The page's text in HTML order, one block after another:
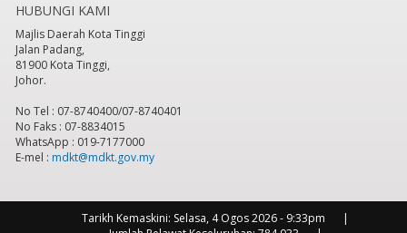
HUBUNGI KAMI
Majlis Daerah Kota Tinggi
Jalan Padang,
81900 Kota Tinggi,
Johor.
No Tel : 07-8740400/07-8740401
No Faks : 07-8834015
WhatsApp : 019-7177000
E-mel : mdkt@mdkt.gov.my
Tarikh Kemaskini: Selasa, 4 Ogos 2026 - 9:33pm